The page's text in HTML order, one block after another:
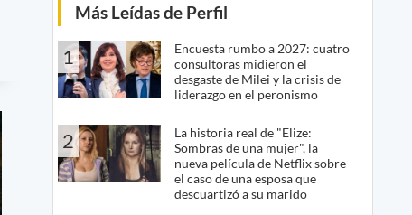
Más Leídas de Perfil
1
Encuesta rumbo a 2027: cuatro
consultoras midieron el
desgaste de Milei y la crisis de
liderazgo en el peronismo
2
La historia real de "Elize:
Sombras de una mujer", la
nueva película de Netflix sobre
el caso de una esposa que
descuartizó a su marido